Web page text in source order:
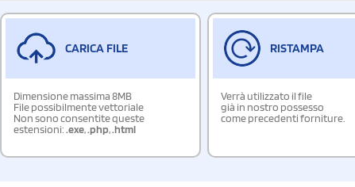
CARICA FILE
Dimensione massima 8MB
File possibilmente vettoriale
Non sono consentite queste
estensioni:.exe,.php,.html
RISTAMPA
Verrà utilizzato il file
già in nostro possesso
come precedenti forniture.